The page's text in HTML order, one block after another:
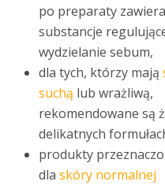
po preparaty
substancje
wydzielanie sebum,
dla tych, którzy mają
suchą lub wrażliwą,
rekomendowane są
delikatnych
produkty
dla skóry normalnej